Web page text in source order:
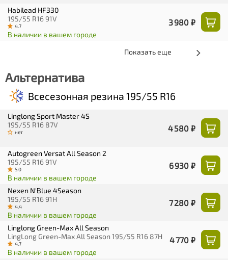
Habilead HF330
195/55 R16 91V
4.7
В наличии в вашем городе
3 980 ₽
Показать еще
Альтернатива
Всесезонная резина 195/55 R16
Linglong Sport Master 4S
195/55 R16 87V
нет 4 580 ₽
Autogreen Versat All Season 2
195/55 R16 91V
5.0
В наличии в вашем городе
6 930 ₽
Nexen N'Blue 4Season
195/55 R16 91H
4.4
В наличии в вашем городе
7 280 ₽
Linglong Green-Max All Season
LingLong Green-Max All Season 195/55 R16 87H
4.7
В наличии в вашем городе
4 770 ₽